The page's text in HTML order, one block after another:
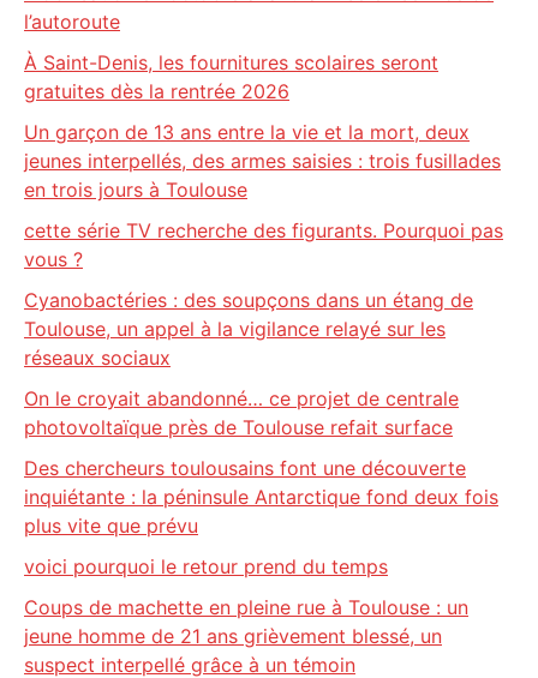
l’autoroute
À Saint-Denis, les fournitures scolaires seront
gratuites dès la rentrée 2026
Un garçon de 13 ans entre la vie et la mort, deux
jeunes interpellés, des armes saisies : trois fusillades
en trois jours à Toulouse
cette série TV recherche des figurants. Pourquoi pas
vous ?
Cyanobactéries : des soupçons dans un étang de
Toulouse, un appel à la vigilance relayé sur les
réseaux sociaux
On le croyait abandonné… ce projet de centrale
photovoltaïque près de Toulouse refait surface
Des chercheurs toulousains font une découverte
inquiétante : la péninsule Antarctique fond deux fois
plus vite que prévu
voici pourquoi le retour prend du temps
Coups de machette en pleine rue à Toulouse : un
jeune homme de 21 ans grièvement blessé, un
suspect interpellé grâce à un témoin